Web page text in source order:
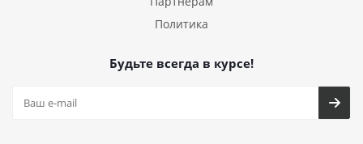
Политика
Будьте всегда в курсе!